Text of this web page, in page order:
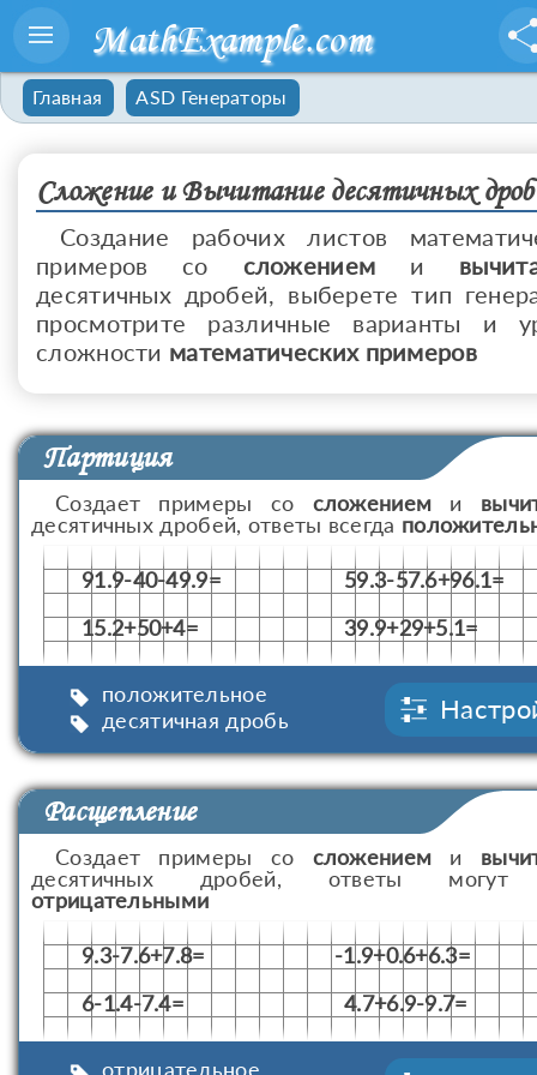
MathExample.com
Главная ASD Генераторы
Сложение и Вычитание десятичных
Создание рабочих листов
примеров со сложением и
десятичных дробей, выберете тип
просмотрите различные варианты и
сложности математических примеров
Партиция
Создает примеры со сложением и
десятичных дробей, ответы всегда
91.9-40-49.9=
59.3-57.6+96.1=
15.2+50+4=
39.9+29+5.1=
положительное
десятичная дробь
Расщепление
Создает примеры со сложением и
десятичных дробей, ответы могут
отрицательными
9.3-7.6+7.8=
-1.9+0.6+6.3=
6-1.4-7.4=
4.7+6.9-9.7=
отрицательное